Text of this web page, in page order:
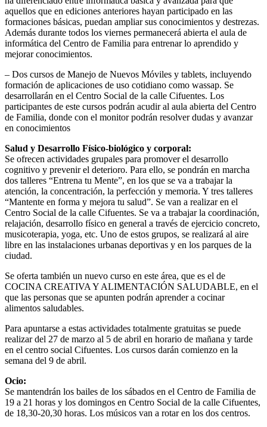
aquellos que en ediciones anteriores hayan participado en las
formaciones básicas, puedan ampliar sus conocimientos y destrezas.
Además durante todos los viernes permanecerá abierta el aula de
informática del Centro de Familia para entrenar lo aprendido y
mejorar conocimientos.
– Dos cursos de Manejo de Nuevos Móviles y tablets, incluyendo
formación de aplicaciones de uso cotidiano como wassap. Se
desarrollarán en el Centro Social de la calle Cifuentes. Los
participantes de este cursos podrán acudir al aula abierta del Centro
de Familia, donde con el monitor podrán resolver dudas y avanzar
en conocimientos
Salud y Desarrollo Físico-biológico y corporal:
Se ofrecen actividades grupales para promover el desarrollo
cognitivo y prevenir el deterioro. Para ello, se pondrán en marcha
dos talleres “Entrena tu Mente”, en los que se va a trabajar la
atención, la concentración, la perfección y memoria. Y tres talleres
“Mantente en forma y mejora tu salud”. Se van a realizar en el
Centro Social de la calle Cifuentes. Se va a trabajar la coordinación,
relajación, desarrollo físico en general a través de ejercicio concreto,
musicoterapia, yoga, etc. Uno de estos grupos, se realizará al aire
libre en las instalaciones urbanas deportivas y en los parques de la
ciudad.
Se oferta también un nuevo curso en este área, que es el de
COCINA CREATIVA Y ALIMENTACIÓN SALUDABLE, en el
que las personas que se apunten podrán aprender a cocinar
alimentos saludables.
Para apuntarse a estas actividades totalmente gratuitas se puede
realizar del 27 de marzo al 5 de abril en horario de mañana y tarde
en el centro social Cifuentes. Los cursos darán comienzo en la
semana del 9 de abril.
Ocio:
Se mantendrán los bailes de los sábados en el Centro de Familia de
19 a 21 horas y los domingos en Centro Social de la calle Cifuentes,
de 18,30-20,30 horas. Los músicos van a rotar en los dos centros.